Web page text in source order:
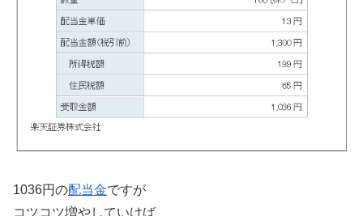
1036円の配当金ですが
コツコツ増やしていけば